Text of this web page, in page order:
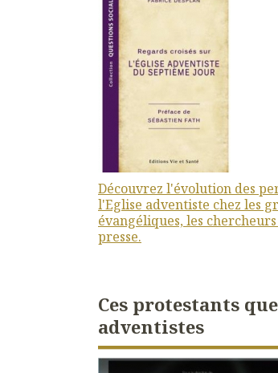
Découvrez l'évolution des
l'Eglise adventiste chez les
évangéliques, les
presse.
Ces protestants
adventistes